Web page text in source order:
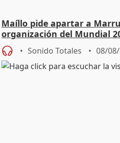
Maíllo pide apartar a
organización del Mundial
Sonido Totales 08/